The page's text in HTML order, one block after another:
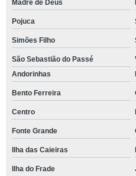
Madre de Deus
Pojuca
Simões Filho
São Sebastião do Passé
Andorinhas
Bento Ferreira
Centro
Fonte Grande
Ilha das Caieiras
Ilha do Frade